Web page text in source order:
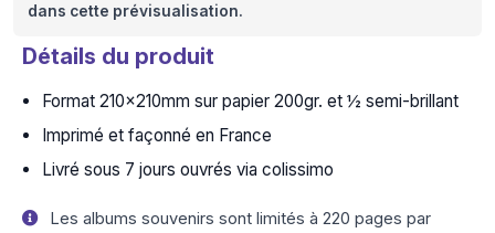
dans cette prévisualisation.
Détails du produit
Format 210x210mm sur papier 200gr. et ½ semi-brillant
Imprimé et façonné en France
Livré sous 7 jours ouvrés via colissimo
Les albums souvenirs sont limités à 220 pages par